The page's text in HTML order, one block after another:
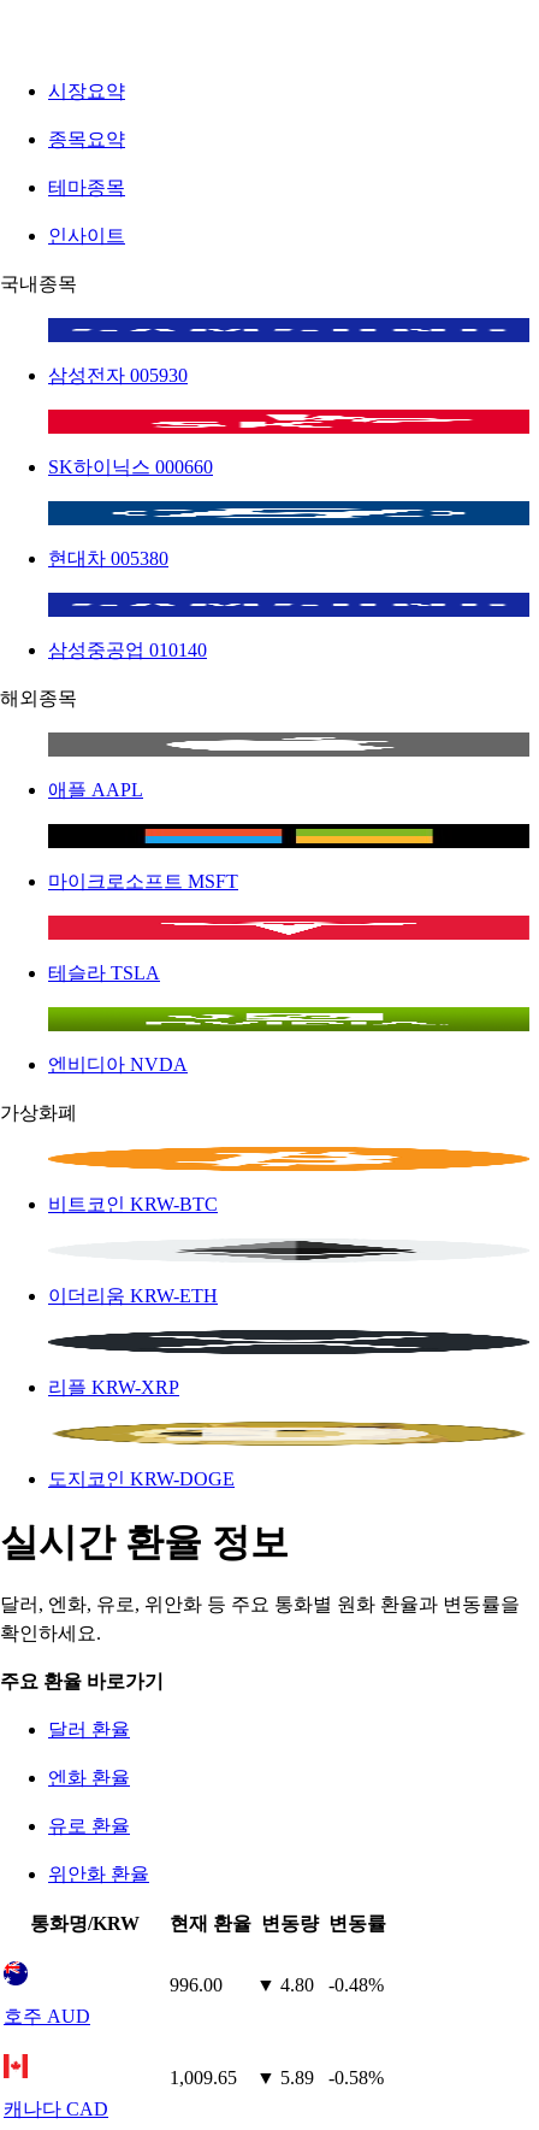
시장요약
종목요약
테마종목
인사이트
국내종목
삼성전자 005930
SK하이닉스 000660
현대차 005380
삼성중공업 010140
해외종목
애플 AAPL
마이크로소프트 MSFT
테슬라 TSLA
엔비디아 NVDA
가상화폐
비트코인 KRW-BTC
이더리움 KRW-ETH
리플 KRW-XRP
도지코인 KRW-DOGE
실시간 환율 정보
달러, 엔화, 유로, 위안화 등 주요 통화별 원화 환율과 변동률을
확인하세요.
주요 환율 바로가기
달러 환율
엔화 환율
유로 환율
위안화 환율
통화명/KRW 현재 환율 변동량 변동률
호주 AUD
996.00 ▼ 4.80 -0.48%
캐나다 CAD
1,009.65 ▼ 5.89 -0.58%